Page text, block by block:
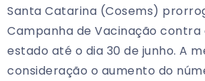
Santa Catarina (Cosems)
Campanha de Vacinação contra
estado até o dia 30 de junho. A
consideração o aumento do